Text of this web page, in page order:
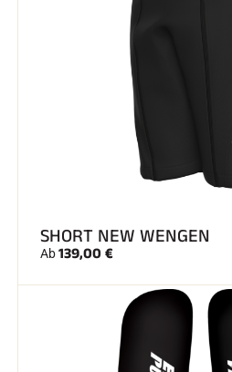
SHORT NEW WENGEN
Ab139,00 €